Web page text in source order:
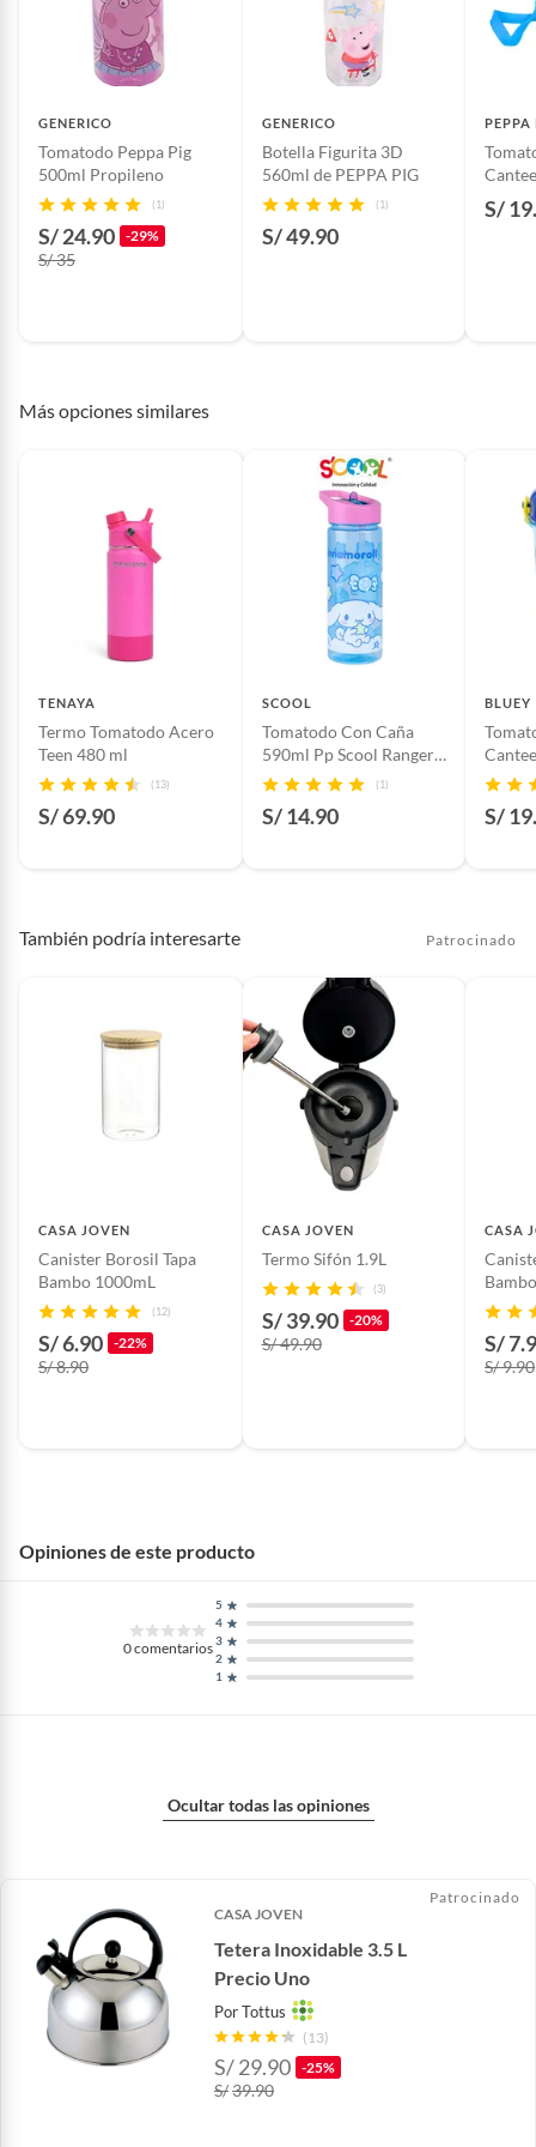
Productos hechos a medida.
Pinturas de color a pedido.
Baterías de auto.
Motocicletas y bicicletas motorizadas.
Licores y cigarros electrónicos.
GENERICO
Tomatodo Peppa Pig
500ml Propileno
(1)
S/ 24.90 -29%
S/ 35
GENERICO
Botella Figurita 3D
560ml de PEPPA PIG
(1)
S/ 49.90
PEPPA
Canteen
Pig
S/
Más opciones similares
TENAYA
Termo Tomatodo Acero
Teen 480 ml
(13)
S/ 69.90
SCOOL
Tomatodo Con Caña
590ml Pp Scool Ranger
Cinnamoroll
(1)
S/ 14.90
BLUEY
S/
También podría interesarte Patrocinado
CASA JOVEN
Canister Borosil Tapa
Bambo 1000mL
(12)
S/ 6.90 -22%
S/ 8.90
CASA JOVEN
Termo Sifón 1.9L
(3)
S/ 39.90 -20%
S/ 49.90
CASA
S/
S/ 9.90
Opiniones de este producto
0comentarios
1
2
3
4
5
Ocultar todas las opiniones
CASA JOVEN
Tetera Inoxidable 3.5 L
Precio Uno
PorTottus
(13)
S/29.90 -25%
S/39.90
Patrocinado